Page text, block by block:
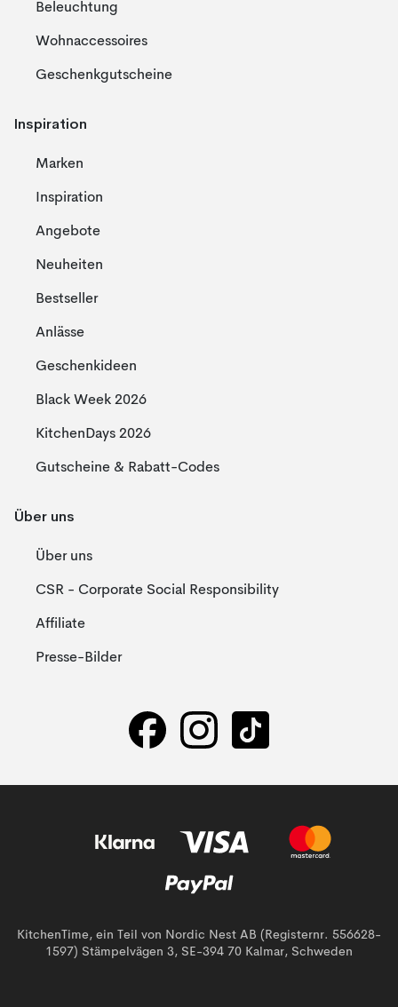
Beleuchtung
Wohnaccessoires
Geschenkgutscheine
Inspiration
Marken
Inspiration
Angebote
Neuheiten
Bestseller
Anlässe
Geschenkideen
Black Week 2026
KitchenDays 2026
Gutscheine & Rabatt-Codes
Über uns
Über uns
CSR - Corporate Social Responsibility
Affiliate
Presse-Bilder
KitchenTime, ein Teil von Nordic Nest AB (Registernr. 556628-
1597) Stämpelvägen 3, SE-394 70 Kalmar, Schweden